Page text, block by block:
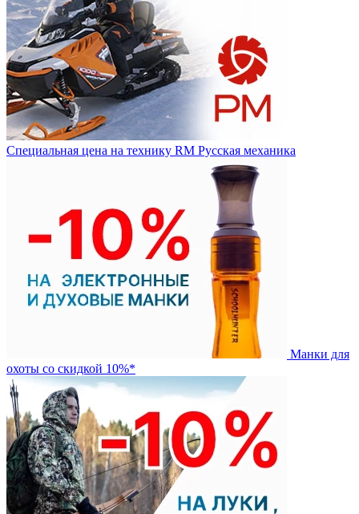
Специальная цена на технику RM Русская механика
Манки для
охоты со скидкой 10%*